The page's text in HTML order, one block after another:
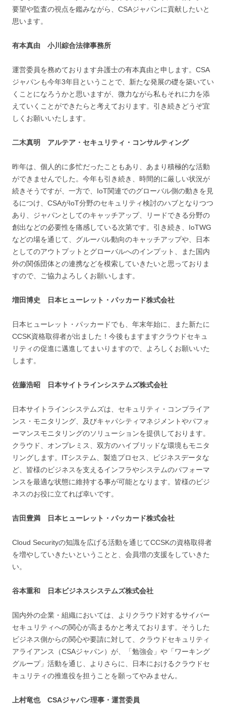
要望や監査の視点を鑑みながら、CSAジャパンに貢献したいと
思います。
有本真由 小川綜合法律事務所
運営委員を務めております弁護士の有本真由と申します。CSA
ジャパンも今年3年目ということで、新たな発展の礎を築いてい
くことになろうかと思いますが、微力ながら私もそれに力を添
えていくことができたらと考えております。引き続きどうぞ宜
しくお願いいたします。
二木真明 アルテア・セキュリティ・コンサルティング
昨年は、個人的に多忙だったこともあり、あまり積極的な活動
ができませんでした。今年も引き続き、時間的に厳しい状況が
続きそうですが、一方で、IoT関連でのグローバル側の動きを見
るにつけ、CSAがIoT分野のセキュリティ検討のハブとなりつつ
あり、ジャパンとしてのキャッチアップ、リードできる分野の
創出などの必要性を痛感している次第です。引き続き、IoTWG
などの場を通じて、グルーバル動向のキャッチアップや、日本
としてのアウトプットとグローバルへのインプット、また国内
外の関係団体との連携などを模索していきたいと思っておりま
すので、ご協力よろしくお願いします。
増田博史 日本ヒューレット・パッカード株式会社
日本ヒューレット・パッカードでも、年末年始に、また新たに
CCSK資格取得者が出ました！今後もますますクラウドセキュ
リティの促進に邁進してまいりますので、よろしくお願いいた
します。
佐藤浩昭 日本サイトラインシステムズ株式会社
日本サイトラインシステムズは、セキュリティ・コンプライア
ンス・モニタリング、及びキャパシティマネジメントやパフォ
ーマンスモニタリングのソリューションを提供しております。
クラウド、オンプレミス、双方のハイブリッドな環境もモニタ
リングします。ITシステム、製造プロセス、ビジネスデータな
ど、皆様のビジネスを支えるインフラやシステムのパフォーマ
ンスを最適な状態に維持する事が可能となります。皆様のビジ
ネスのお役に立てれば幸いです。
吉田豊満 日本ヒューレット・パッカード株式会社
Cloud Securityの知識を広げる活動を通じてCCSKの資格取得者
を増やしていきたいということと、会員増の支援をしていきた
い。
谷本重和 日本ビジネスシステムズ株式会社
国内外の企業・組織においては、よりクラウド対するサイバー
セキュリティへの関心が高まるかと考えております。そうした
ビジネス側からの関心や要請に対して、クラウドセキュリティ
アライアンス（CSAジャパン）が、「勉強会」や「ワーキング
グループ」活動を通じ、よりさらに、日本におけるクラウドセ
キュリティの推進役を担うことを願ってやみません。
上村竜也 CSAジャパン理事・運営委員